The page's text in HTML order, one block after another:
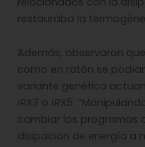
restauraba la
Además, observaron
como en ratón se
variante genética
IRX3 o IRX5.
cambiar los programas
disipación de energía a